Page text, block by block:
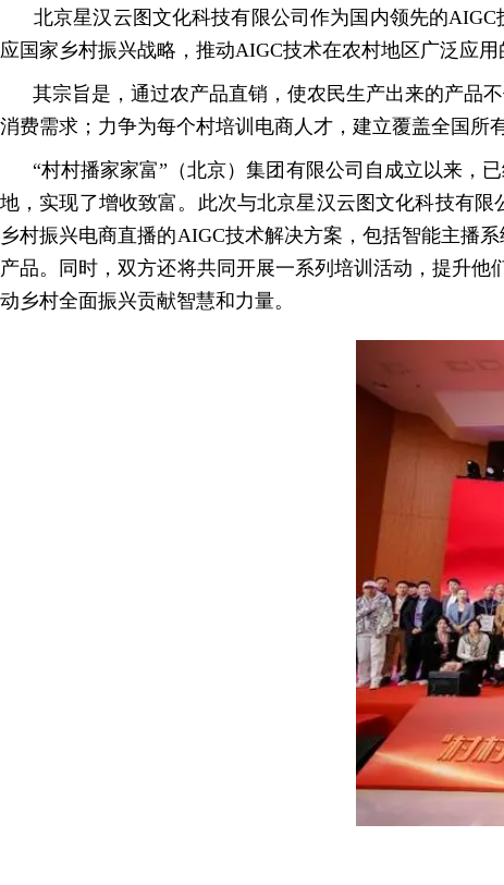
北京星汉云图文化科技有限公司作为国内领先的
应国家乡村振兴战略，推动AIGC技术在农村地区广泛应用
其宗旨是，通过农产品直销，使农民生产出来的产品
消费需求；力争为每个村培训电商人才，建立覆盖全国所
“村村播家家富”（北京）集团有限公司自成立以来，
地，实现了增收致富。此次与北京星汉云图文化科技有
乡村振兴电商直播的AIGC技术解决方案，包括智能主播
产品。同时，双方还将共同开展一系列培训活动，提升
动乡村全面振兴贡献智慧和力量。